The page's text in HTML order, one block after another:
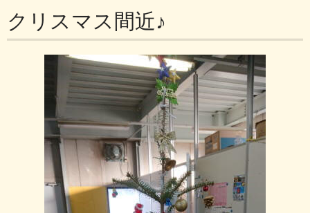
クリスマス間近♪